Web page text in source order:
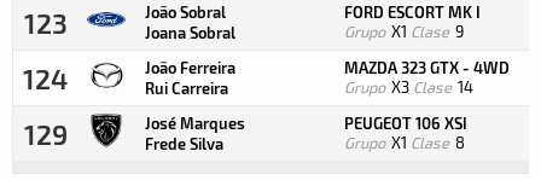
123
João Sobral
Joana Sobral
FORD ESCORT MK I
Grupo X1 Clase 9
124
João Ferreira
Rui Carreira
MAZDA 323 GTX - 4WD
Grupo X3 Clase 14
129
José Marques
Frede Silva
PEUGEOT 106 XSI
Grupo X1 Clase 8